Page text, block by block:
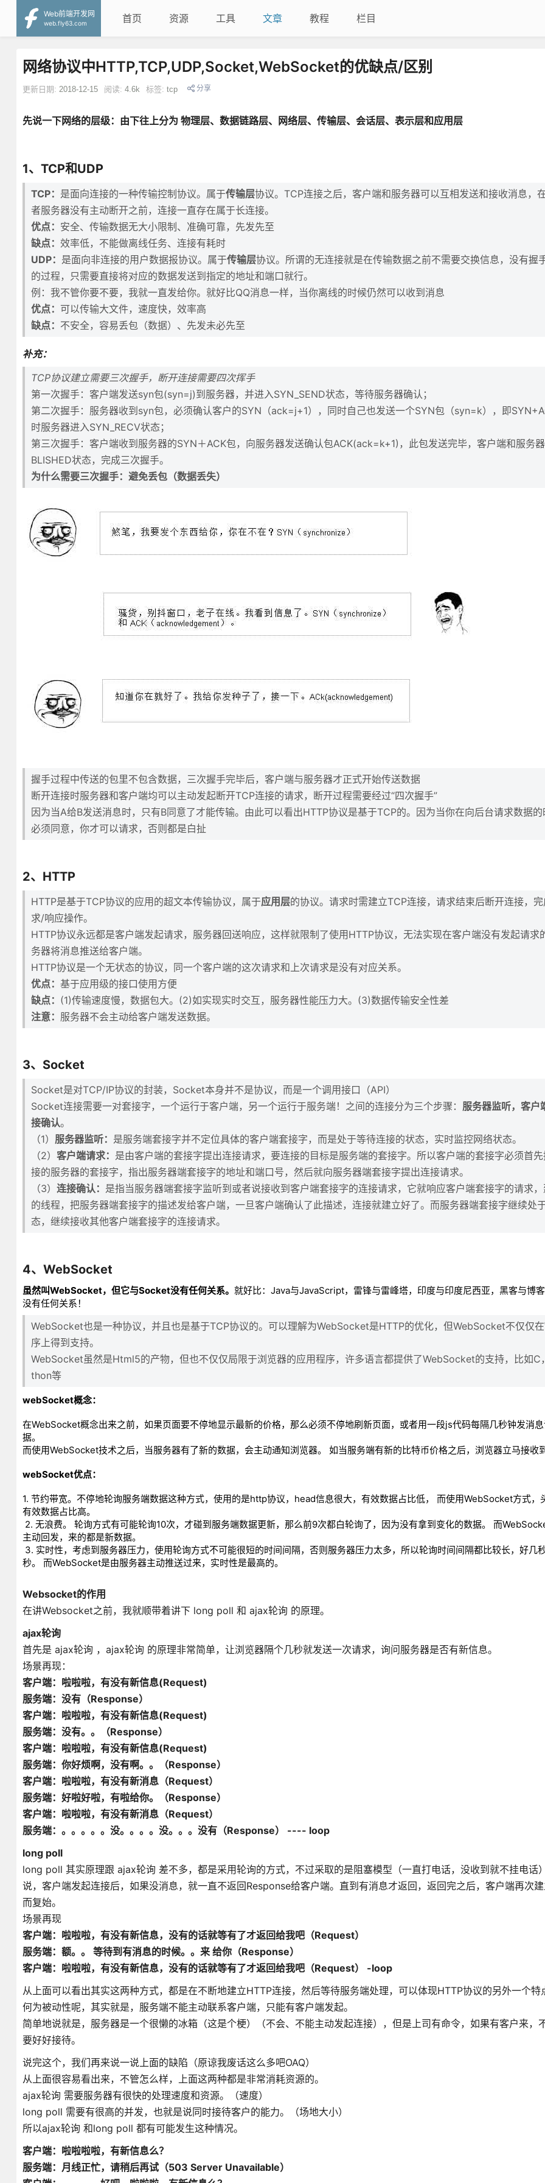
Web前端开发网
web.fly63.com
首页 资源 工具 文章 教程 栏目
网络协议中HTTP,TCP,UDP,Socket,WebSocket的优缺点/区别
更新日期: 2018-12-15 阅读: 4.6k 标签: tcp 分享
先说一下网络的层级：由下往上分为 物理层、数据链路层、网络层、传输层、会话层、表示层和应用层
1、TCP和UDP
TCP： 是面向连接的一种传输控制协议。属于传输层协议。TCP连接之后，客户端和服务器可以互相发送和接收消息，
者服务器没有主动断开之前，连接一直存在属于长连接。
优点： 安全、传输数据无大小限制、准确可靠，先发先至
缺点： 效率低，不能做离线任务、连接有耗时
UDP： 是面向非连接的用户数据报协议。属于传输层协议。所谓的无连接就是在传输数据之前不需要交换信息，没有握
的过程，只需要直接将对应的数据发送到指定的地址和端口就行。
例：我不管你要不要，我就一直发给你。就好比QQ消息一样，当你离线的时候仍然可以收到消息
优点： 可以传输大文件，速度快，效率高
缺点： 不安全，容易丢包（数据）、先发未必先至
补充：
TCP协议建立需要三次握手，断开连接需要四次挥手
第一次握手：客户端发送syn包(syn=j)到服务器，并进入SYN_SEND状态，等待服务器确认；
第二次握手：服务器收到syn包，必须确认客户的SYN（ack=j+1），同时自己也发送一个SYN包（syn=k），即
时服务器进入SYN_RECV状态；
第三次握手：客户端收到服务器的SYN＋ACK包，向服务器发送确认包ACK(ack=k+1)，此包发送完毕，客户端和服务
BLISHED状态，完成三次握手。
为什么需要三次握手：避免丢包（数据丢失）
握手过程中传送的包里不包含数据，三次握手完毕后，客户端与服务器才正式开始传送数据
断开连接时服务器和客户端均可以主动发起断开TCP连接的请求，断开过程需要经过“四次握手”
因为当A给B发送消息时，只有B同意了才能传输。由此可以看出HTTP协议是基于TCP的。因为当你在向后台请求数据
必须同意，你才可以请求，否则都是白扯
2、HTTP
HTTP是基于TCP协议的应用的超文本传输协议，属于应用层的协议。请求时需建立TCP连接，请求结束后断开连接，
求/响应操作。
HTTP协议永远都是客户端发起请求，服务器回送响应，这样就限制了使用HTTP协议，无法实现在客户端没有发起请求
务器将消息推送给客户端。
HTTP协议是一个无状态的协议，同一个客户端的这次请求和上次请求是没有对应关系。
优点： 基于应用级的接口使用方便
缺点： (1)传输速度慢，数据包大。(2)如实现实时交互，服务器性能压力大。(3)数据传输安全性差
注意： 服务器不会主动给客户端发送数据。
3、Socket
Socket是对TCP/IP协议的封装，Socket本身并不是协议，而是一个调用接口（API）
Socket连接需要一对套接字，一个运行于客户端，另一个运行于服务端！之间的连接分为三个步骤： 服务器监听，客户
接确认。
（1） 服务器监听： 是服务端套接字并不定位具体的客户端套接字，而是处于等待连接的状态，实时监控网络状态。
（2） 客户端请求： 是由客户端的套接字提出连接请求，要连接的目标是服务端的套接字。所以客户端的套接字必须首
接的服务器的套接字，指出服务器端套接字的地址和端口号，然后就向服务器端套接字提出连接请求。
（3） 连接确认： 是指当服务器端套接字监听到或者说接收到客户端套接字的连接请求，它就响应客户端套接字的请求
的线程，把服务器端套接字的描述发给客户端，一旦客户端确认了此描述，连接就建立好了。而服务器端套接字继续处
态，继续接收其他客户端套接字的连接请求。
4、WebSocket
虽然叫WebSocket，但它与Socket没有任何关系。 就好比：Java与JavaScript，雷锋与雷峰塔，印度与印度尼西亚，黑客与博
没有任何关系！
WebSocket也是一种协议，并且也是基于TCP协议的。可以理解为WebSocket是HTTP的优化，但WebSocket不仅仅
序上得到支持。
WebSocket虽然是Html5的产物，但也不仅仅局限于浏览器的应用程序，许多语言都提供了WebSocket的支持，比如
thon等
webSocket概念：
在WebSocket概念出来之前，如果页面要不停地显示最新的价格，那么必须不停地刷新页面，或者用一段js代码每隔几秒钟发消
据。
而使用WebSocket技术之后，当服务器有了新的数据，会主动通知浏览器。 如当服务端有新的比特币价格之后，浏览器立马接收
webSocket优点：
1. 节约带宽。不停地轮询服务端数据这种方式，使用的是http协议，head信息很大，有效数据占比低， 而使用WebSocket方式，
有效数据占比高。
2. 无浪费。 轮询方式有可能轮询10次，才碰到服务端数据更新，那么前9次都白轮询了，因为没有拿到变化的数据。 而
主动回发，来的都是新数据。
3. 实时性，考虑到服务器压力，使用轮询方式不可能很短的时间间隔，否则服务器压力太多，所以轮询时间间隔都比较长，好几
秒。 而WebSocket是由服务器主动推送过来，实时性是最高的。
Websocket的作用
在讲Websocket之前，我就顺带着讲下 long poll 和 ajax轮询 的原理。
ajax轮询
首先是 ajax轮询 ，ajax轮询 的原理非常简单，让浏览器隔个几秒就发送一次请求，询问服务器是否有新信息。
场景再现：
客户端：啦啦啦，有没有新信息(Request)
服务端：没有（Response）
客户端：啦啦啦，有没有新信息(Request)
服务端：没有。。（Response）
客户端：啦啦啦，有没有新信息(Request)
服务端：你好烦啊，没有啊。。（Response）
客户端：啦啦啦，有没有新消息（Request）
服务端：好啦好啦，有啦给你。（Response）
客户端：啦啦啦，有没有新消息（Request）
服务端：。。。。。没。。。。没。。。没有（Response） ---- loop
long poll
long poll 其实原理跟 ajax轮询 差不多，都是采用轮询的方式，不过采取的是阻塞模型（一直打电话，没收到就不挂电话
说，客户端发起连接后，如果没消息，就一直不返回Response给客户端。直到有消息才返回，返回完之后，客户端再次
而复始。
场景再现
客户端：啦啦啦，有没有新信息，没有的话就等有了才返回给我吧（Request）
服务端：额。。 等待到有消息的时候。。来 给你（Response）
客户端：啦啦啦，有没有新信息，没有的话就等有了才返回给我吧（Request） -loop
从上面可以看出其实这两种方式，都是在不断地建立HTTP连接，然后等待服务端处理，可以体现HTTP协议的另外一个特
何为被动性呢，其实就是，服务端不能主动联系客户端，只能有客户端发起。
简单地说就是，服务器是一个很懒的冰箱（这是个梗）（不会、不能主动发起连接），但是上司有命令，如果有客户来，
要好好接待。
说完这个，我们再来说一说上面的缺陷（原谅我废话这么多吧OAQ）
从上面很容易看出来，不管怎么样，上面这两种都是非常消耗资源的。
ajax轮询 需要服务器有很快的处理速度和资源。（速度）
long poll 需要有很高的并发，也就是说同时接待客户的能力。（场地大小）
所以ajax轮询 和long poll 都有可能发生这种情况。
客户端：啦啦啦啦，有新信息么？
服务端：月线正忙，请稍后再试（503 Server Unavailable）